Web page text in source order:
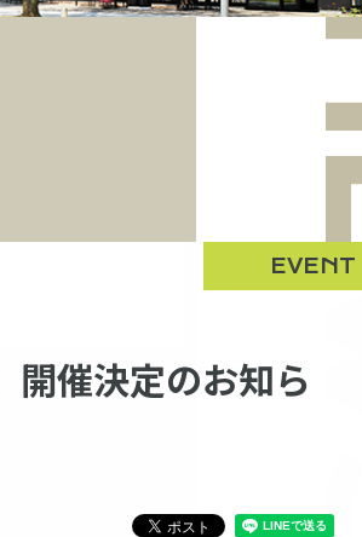
EVENT
開催決定のお知ら